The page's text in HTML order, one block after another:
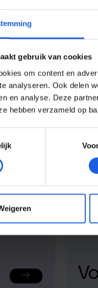
gebruik van cookies
om content en
analyseren. Ook delen
en analyse. Deze
hebben verzameld op